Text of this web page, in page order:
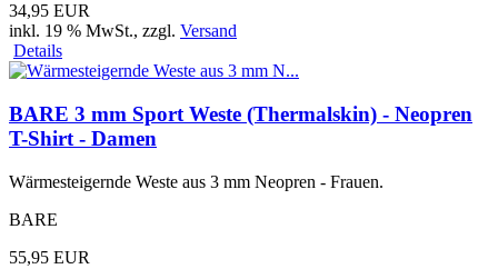
34,95 EUR
inkl. 19 % MwSt., zzgl. Versand
Details
BARE 3 mm Sport Weste (Thermalskin) - Neopren
T-Shirt - Damen
Wärmesteigernde Weste aus 3 mm Neopren - Frauen.
BARE
55,95 EUR